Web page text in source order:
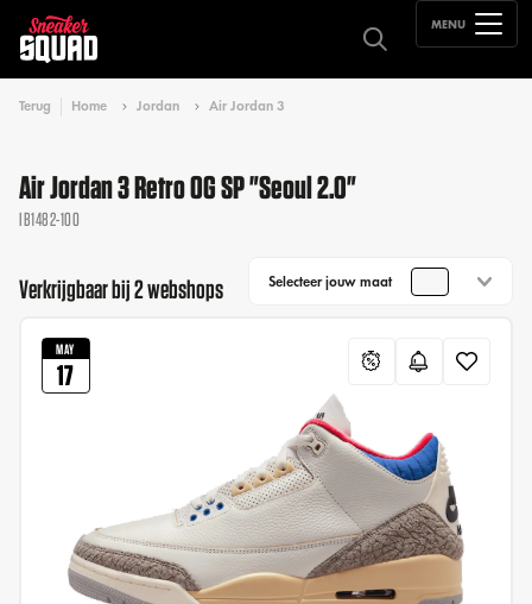
MENU
Terug Home Jordan Air Jordan 3
Air Jordan 3 Retro OG SP "Seoul 2.0"
IB1482-100
Verkrijgbaar bij 2 webshops Selecteer jouw maat
MAY
17